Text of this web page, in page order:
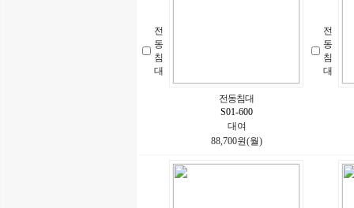
전
동
침
대
전동침대
S01-600
대여
88,700원(월)
전
동
침
대